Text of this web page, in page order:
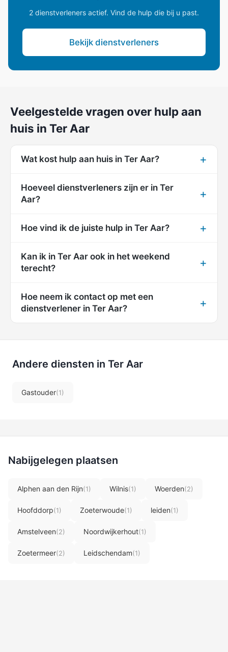
2 dienstverleners actief. Vind de hulp die bij u past.
Bekijk dienstverleners
Veelgestelde vragen over hulp aan
huis in Ter Aar
Wat kost hulp aan huis in Ter Aar?
Hoeveel dienstverleners zijn er in Ter
Aar?
Hoe vind ik de juiste hulp in Ter Aar?
Kan ik in Ter Aar ook in het weekend
terecht?
Hoe neem ik contact op met een
dienstverlener in Ter Aar?
Andere diensten in Ter Aar
Gastouder(1)
Nabijgelegen plaatsen
Alphen aan den Rijn(1) Wilnis(1) Woerden(2)
Hoofddorp(1) Zoeterwoude(1) leiden(1)
Amstelveen(2) Noordwijkerhout(1)
Zoetermeer(2) Leidschendam(1)